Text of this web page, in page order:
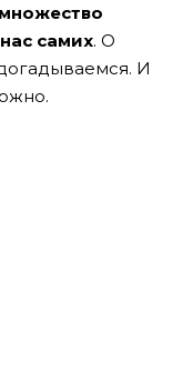
самих. О
И